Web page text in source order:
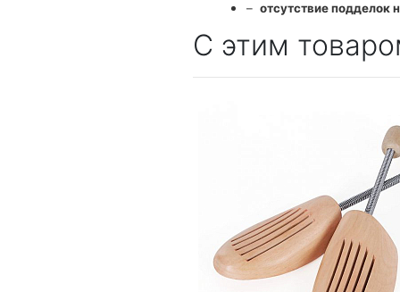
– отсутствие подделок
С этим